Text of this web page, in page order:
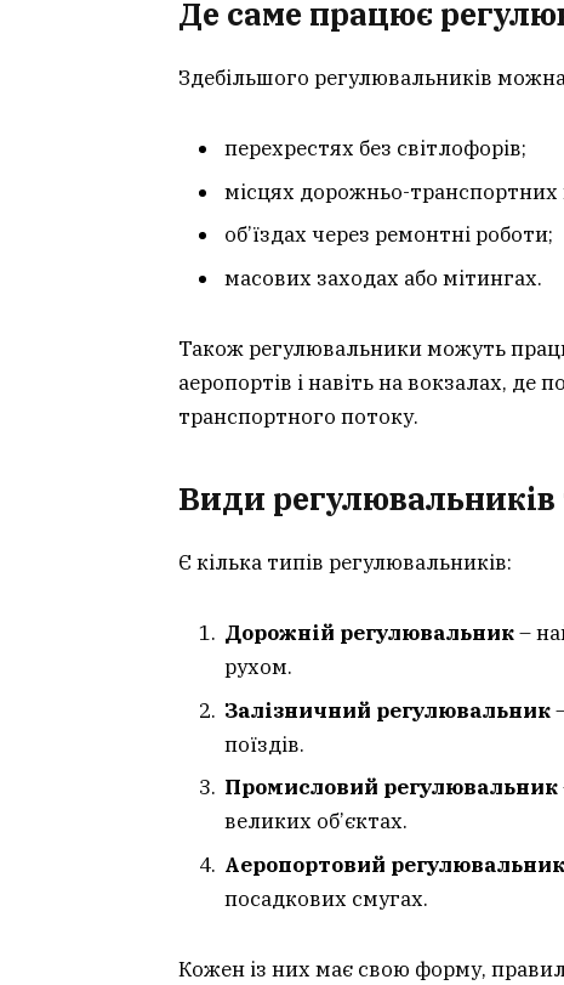
Де саме працює
Здебільшого регулювальників
перехрестях без світлофорів;
місцях дорожньо-транспортних
об’їздах через ремонтні роботи;
масових заходах або мітингах.
Також регулювальники можуть
аеропортів і навіть на вокзалах, де
транспортного потоку.
Види регулювальників
Є кілька типів регулювальників:
Дорожній регулювальник–
рухом.
Залізничний регулювальник
поїздів.
Промисловий регулювальник
великих об’єктах.
Аеропортовий регулювальник
посадкових смугах.
Кожен із них має свою форму,